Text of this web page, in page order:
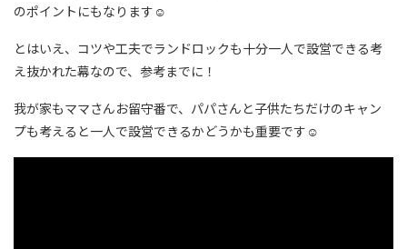
のポイントにもなります☺
とはいえ、コツや工夫でランドロックも十分一人で設営できる考
え抜かれた幕なので、参考までに！
我が家もママさんお留守番で、パパさんと子供たちだけのキャン
プも考えると一人で設営できるかどうかも重要です☺